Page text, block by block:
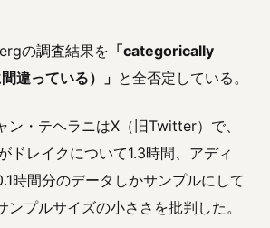
の調査結果を 「categorically
違っている）」 と全否定している。
ン・テヘラニはX（旧Twitter）で、
ドレイクについて1.3時間、アディ
時間分のデータしかサンプルにして
ンプルサイズの小ささを批判した。